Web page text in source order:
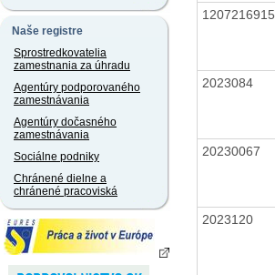
Naše registre
Sprostredkovatelia
zamestnania za úhradu
Agentúry podporovaného
zamestnávania
Agentúry dočasného
zamestnávania
Sociálne podniky
Chránené dielne a
chránené pracoviská
1207216915
2023084
20230067
2023120